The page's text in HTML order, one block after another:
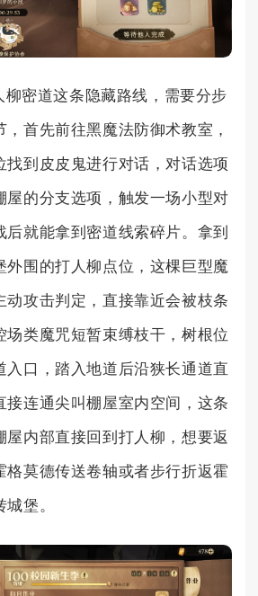
柳密道这条隐藏路线，需要分步
，首先前往黑魔法防御术教室，
找到皮皮鬼进行对话，对话选项
屋的分支选项，触发一场小型对
后就能拿到密道线索碎片。拿到
外围的打人柳点位，这棵巨型魔
动攻击判定，直接靠近会被枝条
场类魔咒短暂束缚枝干，树根位
入口，踏入地道后沿狭长通道直
接连通尖叫棚屋室内空间，这条
屋内部直接回到打人柳，想要返
格莫德传送卷轴或者步行折返霍
堡。